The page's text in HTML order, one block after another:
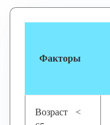
Факторы
Возраст <